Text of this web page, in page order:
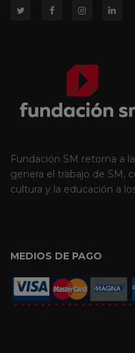
Fundación SM retorna a
genera el trabajo de SM,
cultura y la educación a
MEDIOS DE PAGO